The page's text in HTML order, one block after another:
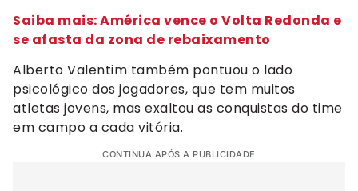
Saiba mais: América vence o Volta Redonda e
se afasta da zona de rebaixamento
Alberto Valentim também pontuou o lado
psicológico dos jogadores, que tem muitos
atletas jovens, mas exaltou as conquistas do time
em campo a cada vitória.
CONTINUA APÓS A PUBLICIDADE